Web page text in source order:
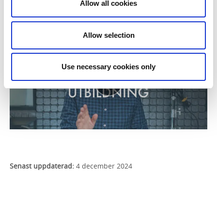
Allow all cookies
Allow selection
Use necessary cookies only
Se webinaret i efterhand
Senast uppdaterad: 4 december 2024